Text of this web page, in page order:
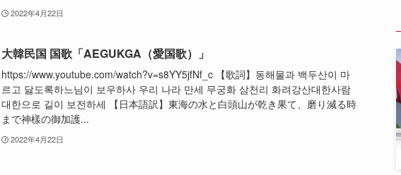
2022年4月22日
大韓民国 国歌「AEGUKGA（愛国歌）」
https://www.youtube.com/watch?v=s8YY5jfNf_c 【歌詞】동해물과 백두산이 마
르고 닳도록하느님이 보우하사 우리 나라 만세 무궁화 삼천리 화려강산대한사람
대한으로 길이 보전하세 【日本語訳】東海の水と白頭山が乾き果て、磨り減る時
まで神樣の御加護...
2022年4月22日